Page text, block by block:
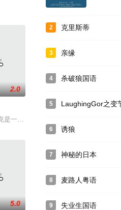
承诺。E
人乔迪那里听来了摄影师埃米利奥（
2.0
是一个聪明、英俊的大学教授，但是
5.0
2 克里斯蒂
3 亲缘
4 杀破狼国语
5 LaughingGor之变
6 诱狼
7 神秘的日本
8 麦路人粤语
9 失业生国语